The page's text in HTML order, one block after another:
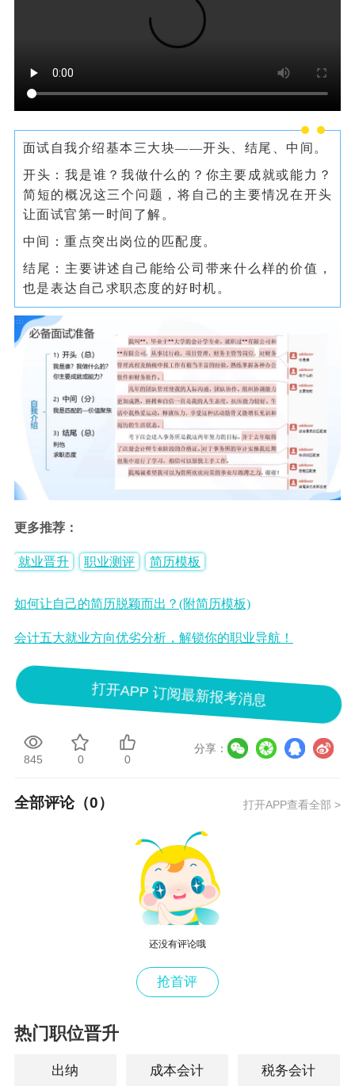
面试自我介绍基本三大块——开头、结尾、中间。
开头：我是谁？我做什么的？你主要成就或能力？
简短的概况这三个问题，将自己的主要情况在开头
让面试官第一时间了解。
中间：重点突出岗位的匹配度。
结尾：主要讲述自己能给公司带来什么样的价值，
也是表达自己求职态度的好时机。
更多推荐：
就业晋升 职业测评 简历模板
如何让自己的简历脱颖而出？(附简历模板)
会计五大就业方向优劣分析，解锁你的职业导航！
打开APP 订阅最新报考消息
845 0 0
分享：
全部评论（0） 打开APP查看全部 >
还没有评论哦
抢首评
热门职位晋升
出纳 成本会计 税务会计